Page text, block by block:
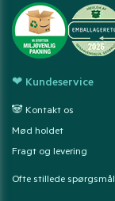
❤ Kundeservice
🐼 Kontakt os
Mød holdet
Fragt og levering
Ofte stillede spørgsmål